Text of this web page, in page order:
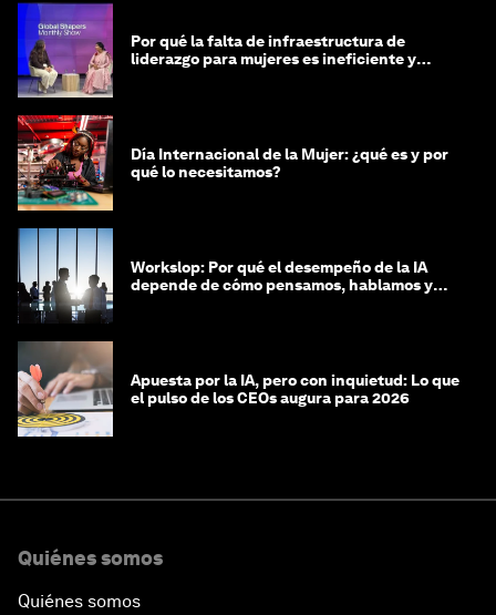
Por qué la falta de infraestructura de
liderazgo para mujeres es ineficiente y
Día Internacional de la Mujer: ¿qué es y por
qué lo necesitamos?
Workslop: Por qué el desempeño de la IA
depende de cómo pensamos, hablamos y
Apuesta por la IA, pero con inquietud: Lo que
el pulso de los CEOs augura para 2026
Quiénes somos
Quiénes somos